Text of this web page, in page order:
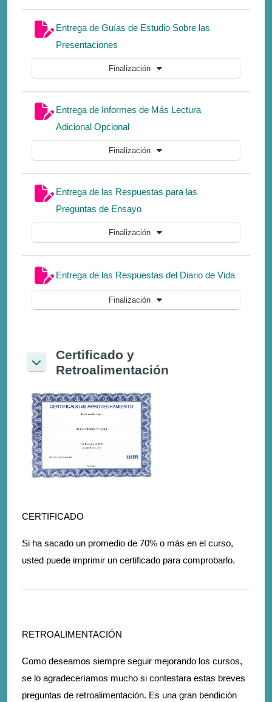
Entrega de Guías de Estudio Sobre las
Presentaciones
Finalización
Entrega de Informes de Más Lectura
Adicional OpcionalTarea
Finalización
Entrega de las Respuestas para las
Preguntas de EnsayoTarea
Finalización
Entrega de las Respuestas del Diario de VidaTarea
Finalización
Colapsar
Certificado y
Retroalimentación
CERTIFICADO
Si ha sacado un promedio de 70% o más en el curso,
usted puede imprimir un certificado para comprobarlo.
RETROALIMENTACIÓN
Como deseamos siempre seguir mejorando los cursos,
se lo agradeceríamos mucho si contestara estas breves
preguntas de retroalimentación. Es una gran bendición